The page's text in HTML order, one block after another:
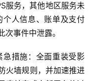
服务，其他地区服务未
人信息、账单及支付
事件中泄露。
措施：全面重装受影
火墙规则，并加速推进